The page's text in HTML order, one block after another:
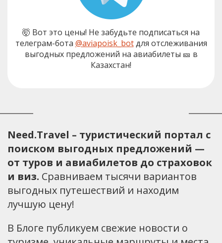
🤯 Вот это цены! Не забудьте подписаться на
телеграм-бота @aviapoisk_botдля отслеживания
выгодных предложений на авиабилеты 🎫 в
Казахстан!
Need.Travel – туристический портал с
поиском выгодных предложений —
от туров и авиабилетов до страховок
и виз. Сравниваем тысячи вариантов
выгодных путешествий и находим
лучшую цену!
В Блоге публикуем свежие новости о